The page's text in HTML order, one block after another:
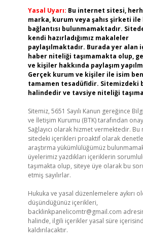
Yasal Uyarı: Bu internet sitesi,
marka, kurum veya şahıs şirketi
bağlantısı bulunmamaktadır.
kendi hazırladığımız makaleler
paylaşılmaktadır. Burada yer alan
haber niteliği taşımamakta olup,
ve kişiler hakkında paylaşım
Gerçek kurum ve kişiler ile isim
tamamen tesadüfidir. Sitemizdeki
halindedir ve tavsiye niteliği
Sitemiz, 5651 Sayılı Kanun gereğince
ve İletişim Kurumu (BTK) tarafından
Sağlayıcı olarak hizmet vermektedir. Bu
sitedeki içerikleri proaktif olarak
araştırma yükümlülüğümüz
üyelerimiz yazdıkları içeriklerin
taşımakta olup, siteye üye olarak bu
etmiş sayılırlar.
Hukuka ve yasal düzenlemelere aykırı
düşündüğünüz içerikleri,
backlinkpanelicomtr@gmail.com
halinde, ilgili içerikler yasal süre
kaldırılacaktır.